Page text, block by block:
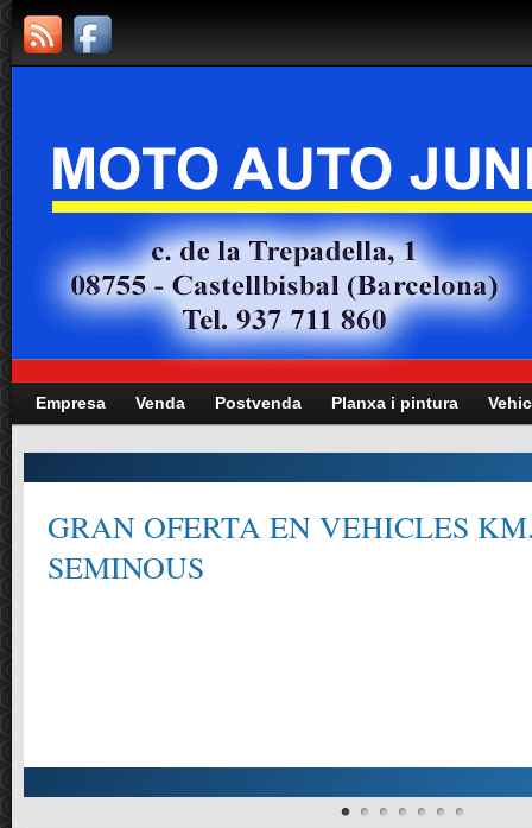
Empresa Venda Postvenda Planxa i pintura
GRAN OFERTA EN VEHICLES
SEMINOUS